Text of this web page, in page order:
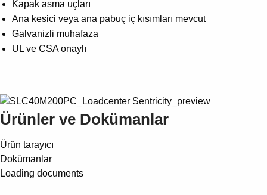
Kapak asma uçları
Ana kesici veya ana pabuç iç kısımları mevcut
Galvanizli muhafaza
UL ve CSA onaylı
Ürünler ve Dokümanlar
Ürün tarayıcı
Dokümanlar
Loading documents